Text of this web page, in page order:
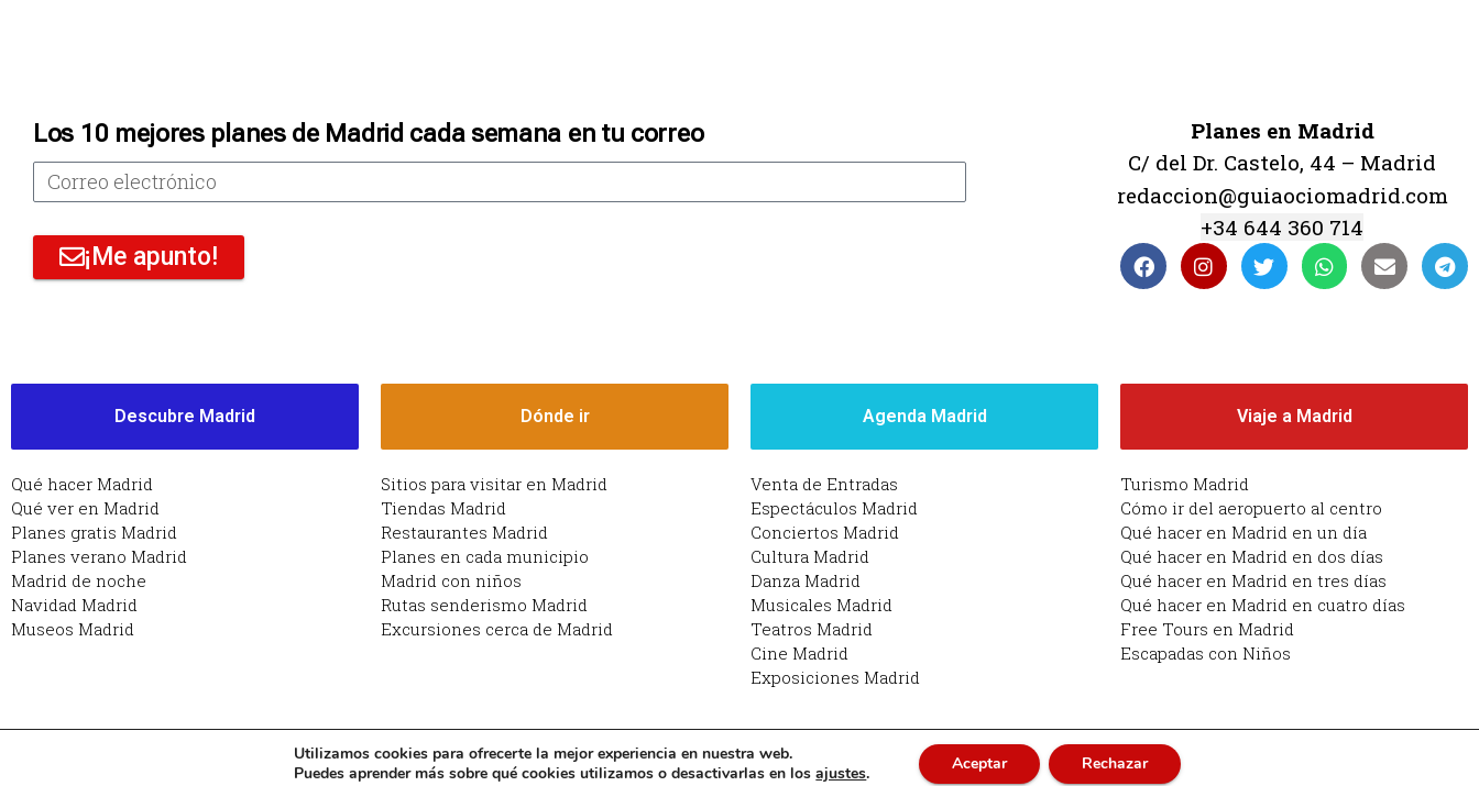
Los 10 mejores planes de Madrid cada semana en tu correo
¡Me apunto!
Planes en Madrid
C/ del Dr. Castelo, 44 – Madrid
redaccion@guiaociomadrid.com
+34 644 360 714
Descubre Madrid
Qué hacer Madrid
Qué ver en Madrid
Planes gratis Madrid
Planes verano Madrid
Madrid de noche
Navidad Madrid
Museos Madrid
Dónde ir
Sitios para visitar en Madrid
Tiendas Madrid
Restaurantes Madrid
Planes en cada municipio
Madrid con niños
Rutas senderismo Madrid
Excursiones cerca de Madrid
Agenda Madrid
Venta de Entradas
Espectáculos Madrid
Conciertos Madrid
Cultura Madrid
Danza Madrid
Musicales Madrid
Teatros Madrid
Cine Madrid
Exposiciones Madrid
Viaje a Madrid
Turismo Madrid
Cómo ir del aeropuerto al centro
Qué hacer en Madrid en un día
Qué hacer en Madrid en dos días
Qué hacer en Madrid en tres días
Qué hacer en Madrid en cuatro días
Free Tours en Madrid
Escapadas con Niños
Copyright © 2026 Planes en Madrid: qué hacer en Madrid | Funciona con Planes en Madrid: qué hacer en Madrid
Utilizamos cookies para ofrecerte la mejor experiencia en nuestra web.
Puedes aprender más sobre qué cookies utilizamos o desactivarlas en losajustes. Aceptar Rechazar